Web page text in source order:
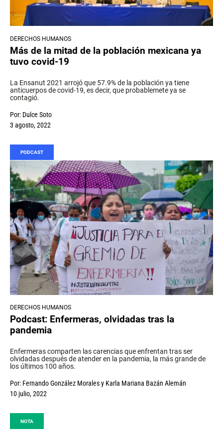
DERECHOS HUMANOS
Más de la mitad de la población mexicana ya
tuvo covid-19
La Ensanut 2021 arrojó que 57.9% de la población ya tiene
anticuerpos de covid-19, es decir, que probablemete ya se
contagió.
Por: Dulce Soto
3 agosto, 2022
PODCAST
DERECHOS HUMANOS
Podcast: Enfermeras, olvidadas tras la
pandemia
Enfermeras comparten las carencias que enfrentan tras ser
olvidadas después de atender en la pandemia, la más grande de
los últimos 100 años.
Por: Fernando González Moralesy Karla Mariana Bazán Alemán
10 julio, 2022
NOTA